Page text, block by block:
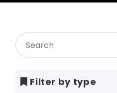
Filter by type